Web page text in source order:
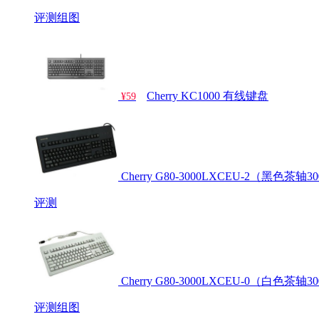
评测组图
¥59 Cherry KC1000 有线键盘
Cherry G80-3000LXCEU-2（黑色茶轴
评测
Cherry G80-3000LXCEU-0（白色茶轴
评测组图